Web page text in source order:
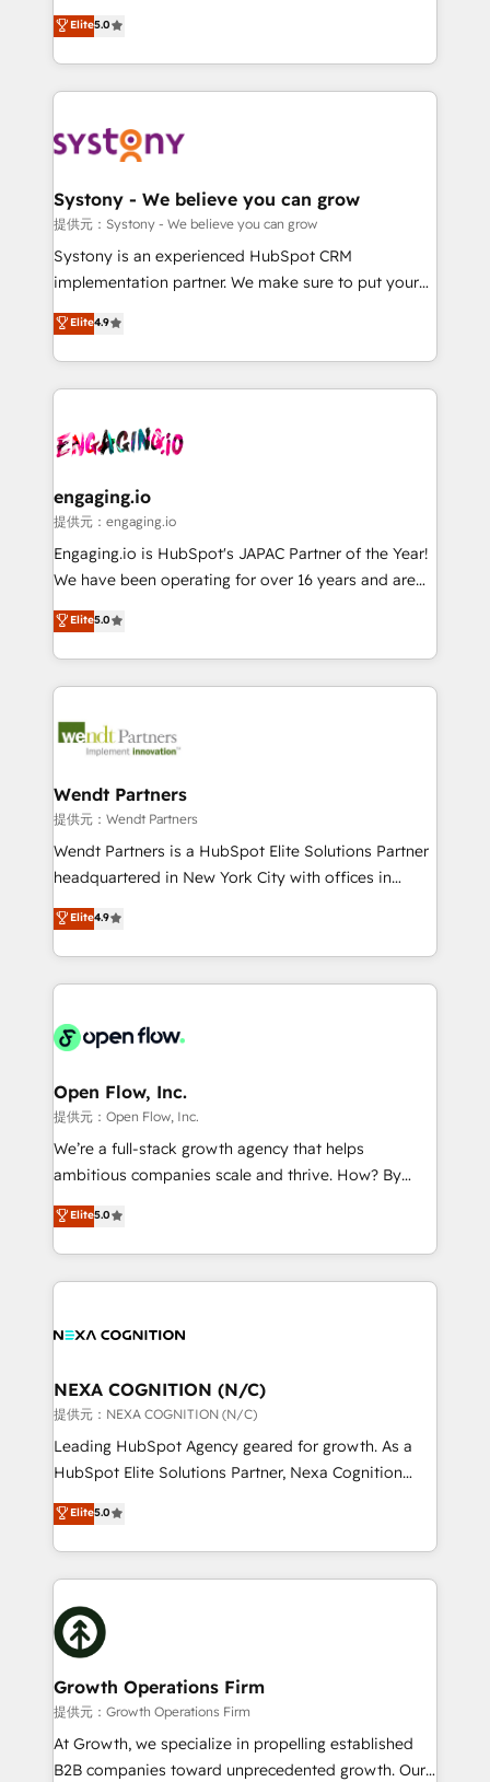
Year LATAM 2022, 2023, 2024, 2025. • Partner of the
Year 2024. • Organizer of Aliados.ai (AI, marketing &
you grow faster, smarter, and with impact.
helps mid-market revenue teams transform how
they sell, market, and serve. We don't just build your
HubSpot—we teach your team to own it, then stay
to help you keep winning. What We Do ⚙️ CRM
Data & Content 📈 Sales & Marketing Alignment +
Agent Creation 🔄 Custom Integrations & Data
Migration Why 1406 We become part of your team.
Your team learns while we build. We fix what others
broke. Built for mid-market reality—practical
constraints. By the Numbers 🏆 Top 1% of all
HubSpot partners 🔄 Top 5% globally in client
and sales ops at mid-market companies ready to
move beyond spreadsheets into unified systems
Elite5.0
Systony - We believe you can grow
提供元：Systony - We believe you can grow
Systony is an experienced HubSpot CRM
implementation partner. We make sure to put your
organization's needs and goals first and think along
with your organization. We are only satisfied once
you are too. Why Systony? - 20+ years of
experience with CRM, Marketing, Sales & Service
Own back-end developers - Complex data
View, SuperOffice) - Custom integrations (e.g. MS
Business Central, Navision, AX, SAP, Exact, AFAS) We
focus on growing B2B companies in the SME sector
such as manufacturing, SaaS, business services and
partner, we know how important user adoption is.
That's why we have developed a step-by-step
technology and people with each other. Together we
strive for optimal customer processes and
Elite4.9
engaging.io
提供元：engaging.io
Engaging.io is HubSpot's JAPAC Partner of the Year!
We have been operating for over 16 years and are
one of HubSpot's most experienced and technically
capable Agency Partners globally. We specialise in
complex CRM migrations, implementations,
integrations, custom CMS portal development,
businesses. Our teams are based in North America
Implementation Certified Partner and we contribute
to their advisory council. We strive to do 'good work
with good people' and have worked with incredible
brands. You can see some of them on our website,
Elite5.0
Wendt Partners
提供元：Wendt Partners
Wendt Partners is a HubSpot Elite Solutions Partner
headquartered in New York City with offices in
Toronto, London and Melbourne. As a global
HubSpot partner, we specialize in working with
sophisticated B2B companies to implement the
HubSpot CRM platform across client organizations.
industrial/manufacturing, professional services,
distribution, commercial real estate, technology,
finserv/fintech, IT managed services, transportation
& logistics, energy/solar, staffing and recruiting,
media, healthcare and government contractors. Our
Technical Solutions, Enablement Solutions, Digital
Solutions and Growth Solutions. As a fully
Elite4.9
Open Flow, Inc.
提供元：Open Flow, Inc.
We’re a full-stack growth agency that helps
ambitious companies scale and thrive. How? By
upgrading and streamlining every single revenue-
generating aspect of your business. We’re proud
HubSpot Elite Solutions Partners and devout CRM
nerds who can harness HubSpot’s custom digital
experience. Working hand-in-hand with your team,
traffic, generates better leads and crushes your
revenue goals. We've worked with thousands of
HubSpot customers and we'd love to work with you
too! Clients come to us for: Advanced CRM solutions
HubSpot Data System Migrations between systems
to HubSpot New lead generation strategies Time-
website development Award-winning creative
design We live and breathe HubSpot and are ready
Elite5.0
NEXA COGNITION (N/C)
提供元：NEXA COGNITION (N/C)
Leading HubSpot Agency geared for growth. As a
HubSpot Elite Solutions Partner, Nexa Cognition
ranks in the top 1% of global HubSpot Partners and
has been one of the longest-standing partners since
2012. We empower businesses to harness the full
potential of HubSpot by combining strategic
insights with technical excellence, we deliver
bespoke HubSpot solutions tailored to drive
measurable growth and operational efficiency. Why
Choose Nexa Cognition? 🚀 HubSpot Expertise: Our
certified team specialises in CRM implementation,
marketing automation, and revenue operations. 🤝
Custom Solutions: From onboarding and
Elite5.0
Growth Operations Firm
提供元：Growth Operations Firm
At Growth, we specialize in propelling established
B2B companies toward unprecedented growth. Our